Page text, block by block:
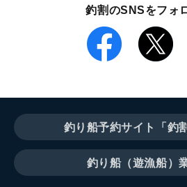
釣割のSNSをフォ
釣り船予約サイト「釣
釣り船（遊漁船）